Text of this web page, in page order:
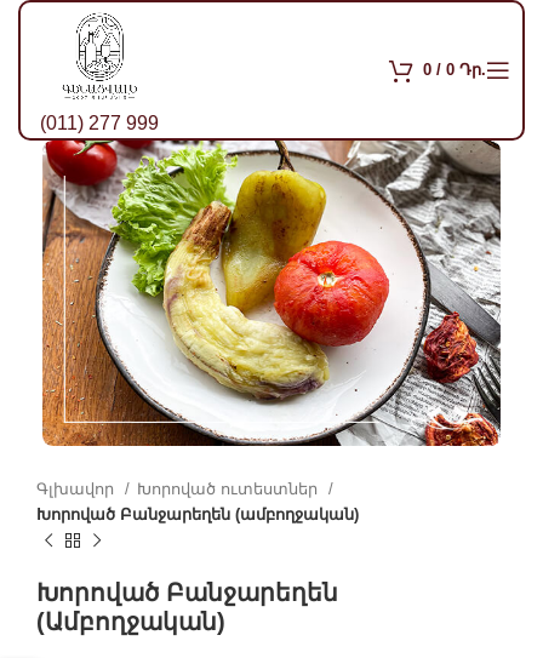
(011) 277 999
0 / 0 Դր.
Գլխավոր
Խորոված ուտեստներ
Խորոված Բանջարեղեն (ամբողջական)
Խորոված Բանջարեղեն
(ամբողջական)